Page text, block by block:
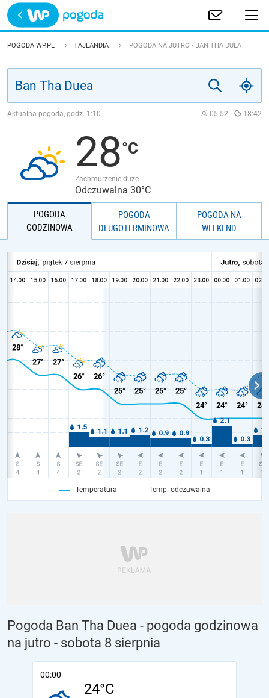
Trwa ładowanie
POLSKA
JAKOŚĆ POWIETRZA
POGODA WP.PL TAJLANDIA POGODA NA JUTRO - BAN THA DUEA
Aktualna pogoda, godz. 1:10 05:52 18:42
28
Zachmurzenie duże
Odczuwalna 30°C
POGODA
GODZINOWA
POGODA
DŁUGOTERMINOWA
POGODA NA
WEEKEND
Temperatura Temp. odczuwalna
Pogoda Ban Tha Duea - pogoda godzinowa
na jutro - sobota 8 sierpnia
00:00
24°C